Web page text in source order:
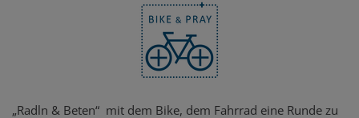
„Radln & Beten“ mit dem Bike, dem Fahrrad eine Runde zu